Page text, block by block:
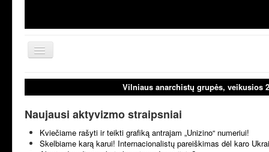
Toggle
Navigation
aktualijos
laisvoji
Vilniaus anarchistų grupės, veikusios
Naujausi aktyvizmo straipsniai
Kviečiame rašyti ir teikti grafiką antrajam „Unizino“ numeriui!
Skelbiame karą karui! Internacionalistų pareiškimas dėl karo